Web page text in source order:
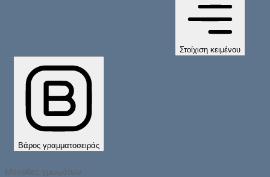
Στοίχιση κειμένου
Βάρος γραμματοσειράς
Μονάδες χρωμάτων